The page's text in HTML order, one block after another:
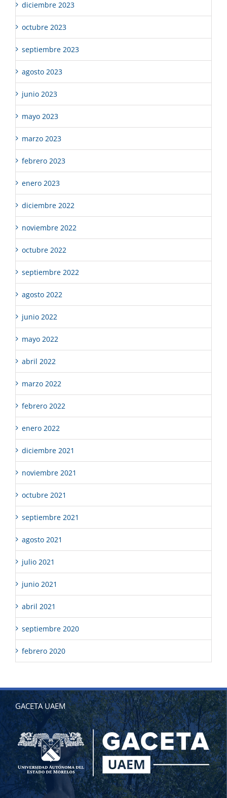
diciembre 2023
octubre 2023
septiembre 2023
agosto 2023
junio 2023
mayo 2023
marzo 2023
febrero 2023
enero 2023
diciembre 2022
noviembre 2022
octubre 2022
septiembre 2022
agosto 2022
junio 2022
mayo 2022
abril 2022
marzo 2022
febrero 2022
enero 2022
diciembre 2021
noviembre 2021
octubre 2021
septiembre 2021
agosto 2021
julio 2021
junio 2021
abril 2021
septiembre 2020
febrero 2020
GACETA UAEM